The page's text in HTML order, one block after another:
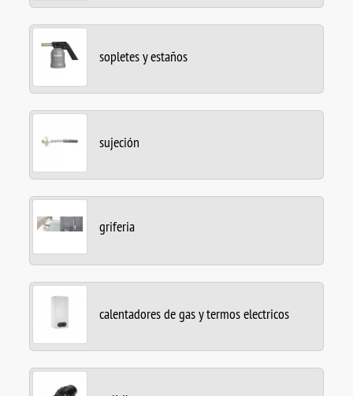
sopletes y estaños
sujeción
griferia
calentadores de gas y termos electricos